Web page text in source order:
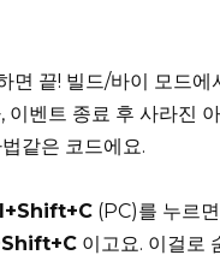
면 끝! 빌드/바이 모드
벤트 종료 후 사라진
같은 코드에요.
(PC)를 누르
이고요. 이걸로